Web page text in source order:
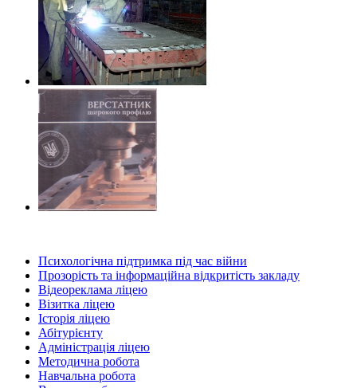
Психологічна підтримка під час війни
Прозорість та інформаційна відкритість закладу
Відеореклама ліцею
Візитка ліцею
Історія ліцею
Абітурієнту
Адміністрація ліцею
Методична робота
Навчальна робота